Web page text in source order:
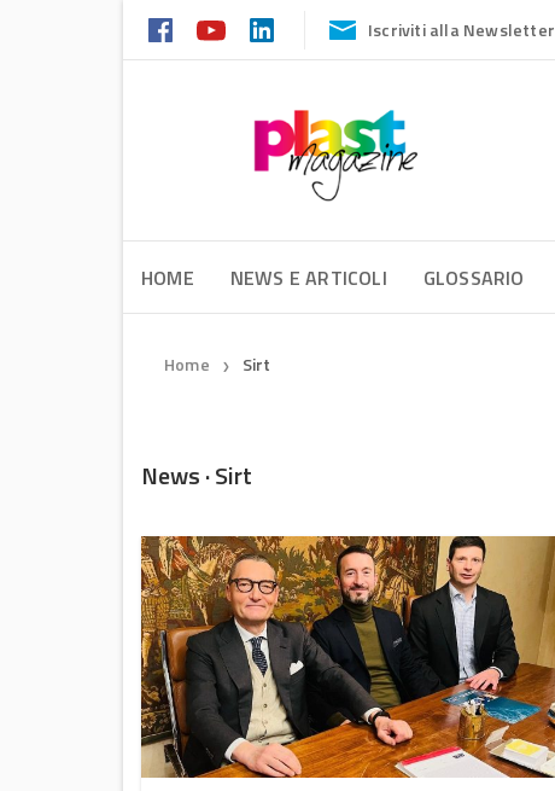
Iscriviti alla Newsletter
HOME NEWS E ARTICOLI GLOSSARIO
Home ❯ Sirt
News · Sirt